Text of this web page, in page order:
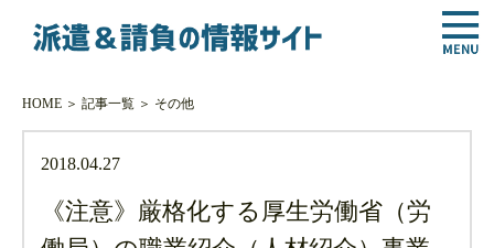
HOME＞ 記事一覧＞ その他
2018.04.27
《注意》厳格化する厚生労働省（労